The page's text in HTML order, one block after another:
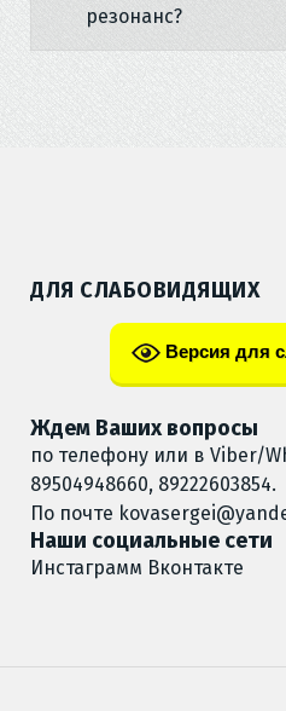
резонанс?
ДЛЯ СЛАБОВИДЯЩИХ
Версия для
Ждем Ваших вопросы
по телефону или в Viber/
89504948660, 89222603854.
По почте
Наши социальные сети
Инстаграмм Вконтакте